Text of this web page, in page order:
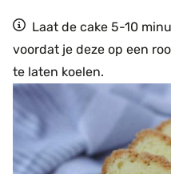
Laat de cake 5-10
voordat je deze op een
te laten koelen.